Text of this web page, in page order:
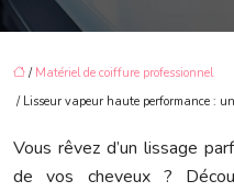
/ Matériel de coiffure professionnel
/ Lisseur vapeur haute performance :
Vous rêvez d’un lissage
de vos cheveux ?